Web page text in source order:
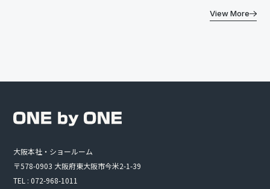
View More
大阪本社・ショールーム
〒578-0903 大阪府東大阪市今米2-1-39
TEL : 072-968-1011